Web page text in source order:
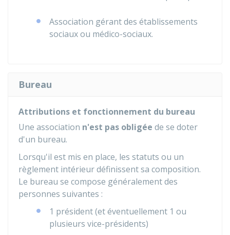
Association gérant des établissements
sociaux ou médico-sociaux.
Bureau
Attributions et fonctionnement du bureau
Une association n'est pas obligée de se doter
d'un bureau.
Lorsqu'il est mis en place, les statuts ou un
règlement intérieur définissent sa composition.
Le bureau se compose généralement des
personnes suivantes :
1 président (et éventuellement 1 ou
plusieurs vice-présidents)